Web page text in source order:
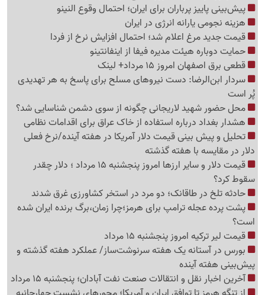
پیش‌بینی پاییز پرباران برای ایران؛ احتمال وقوع النینو
هزینه نجومی یارانه انرژی در ایران
قیمت جدید مرغ اعلام شد؛ احتمال افزایش نرخ از فردا
حمایت دوباره هیئت مدیره فیفا از اینفانتینو
قطعی برق اصفهان امروز 15 مرداد+ لینک
سردار ابن‌الرضا: دست نیروهای مسلح برای پاسخ به هر تهدیدی
پُر است
محل حضور شهید لاریجانی چگونه از سوی دشمن شناسایی شد؟
هشدار بغداد درباره استفاده از خاک عراق برای اقدامات نظامی
تحلیل و پیش بینی قیمت دلار آمریکا در هفته آینده/نرخ فعلی
دلار در مقایسه با هفته گذشته
قیمت دلار و سایر ارزها امروز پنجشنبه 15 مرداد ؛ دلار چقدر
سقوط کرد؟
حادثه تلخ در طاقانک؛ دو مرد در استخر کشاورزی غرق شدند
پشت پرده عجله ترامپ برای هرمز؛چرا زمان،برگ برنده ایران شده
است؟
قیمت لیر ترکیه امروز پنجشنبه 15 مرداد
بورس در آستانه یک هفته سرنوشت‌ساز/ عملکرد هفته گذشته و
پیش‌بینی هفته آینده
آخرین اخبار نقل‌ و انتقالات صنعت نفت آبادان؛ پنجشنبه 15 مرداد